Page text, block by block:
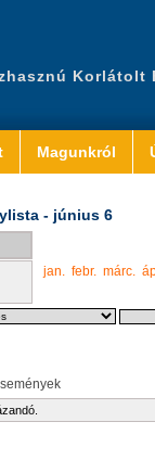
Korlátolt
Magunkról
- június 6
jan. febr. márc.